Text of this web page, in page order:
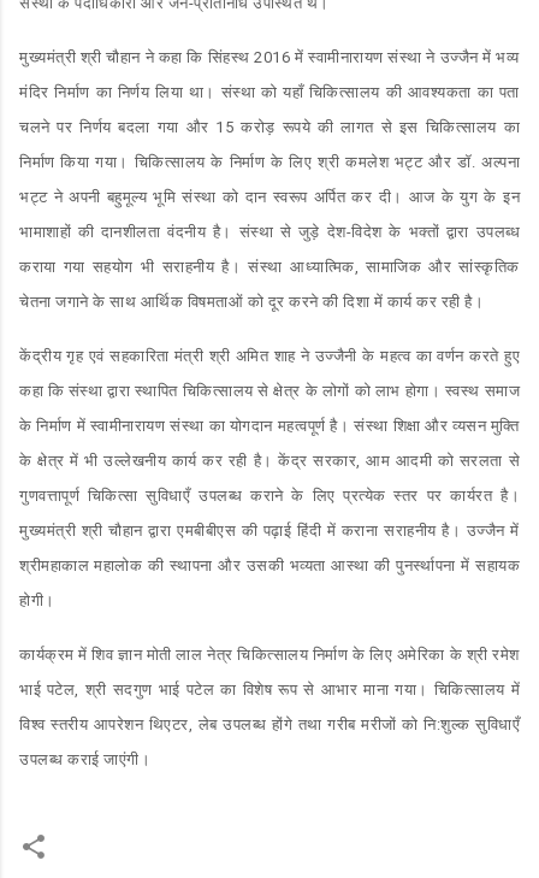
मुख्यमंत्री श्री चौहान ने कहा कि सिंहस्थ 2016 में स्वामीनारायण संस्था ने उज्जैन में भव्य
मंदिर निर्माण का निर्णय लिया था। संस्था को यहाँ चिकित्सालय की आवश्यकता का पता
चलने पर निर्णय बदला गया और 15 करोड़ रूपये की लागत से इस चिकित्सालय का
निर्माण किया गया। चिकित्सालय के निर्माण के लिए श्री कमलेश भट्ट और डॉ. अल्पना
भट्ट ने अपनी बहुमूल्य भूमि संस्था को दान स्वरूप अर्पित कर दी। आज के युग के इन
भामाशाहों की दानशीलता वंदनीय है। संस्था से जुड़े देश-विदेश के भक्तों द्वारा उपलब्ध
कराया गया सहयोग भी सराहनीय है। संस्था आध्यात्मिक, सामाजिक और सांस्कृतिक
चेतना जगाने के साथ आर्थिक विषमताओं को दूर करने की दिशा में कार्य कर रही है।
केंद्रीय गृह एवं सहकारिता मंत्री श्री अमित शाह ने उज्जैनी के महत्व का वर्णन करते हुए
कहा कि संस्था द्वारा स्थापित चिकित्सालय से क्षेत्र के लोगों को लाभ होगा। स्वस्थ समाज
के निर्माण में स्वामीनारायण संस्था का योगदान महत्वपूर्ण है। संस्था शिक्षा और व्यसन मुक्ति
के क्षेत्र में भी उल्लेखनीय कार्य कर रही है। केंद्र सरकार, आम आदमी को सरलता से
गुणवत्तापूर्ण चिकित्सा सुविधाएँ उपलब्ध कराने के लिए प्रत्येक स्तर पर कार्यरत है।
मुख्यमंत्री श्री चौहान द्वारा एमबीबीएस की पढ़ाई हिंदी में कराना सराहनीय है। उज्जैन में
श्रीमहाकाल महालोक की स्थापना और उसकी भव्यता आस्था की पुनर्स्थापना में सहायक
होगी।
कार्यक्रम में शिव ज्ञान मोती लाल नेत्र चिकित्सालय निर्माण के लिए अमेरिका के श्री रमेश
भाई पटेल, श्री सदगुण भाई पटेल का विशेष रूप से आभार माना गया। चिकित्सालय में
विश्व स्तरीय आपरेशन थिएटर, लेब उपलब्ध होंगे तथा गरीब मरीजों को नि:शुल्क सुविधाएँ
उपलब्ध कराई जाएंगी।